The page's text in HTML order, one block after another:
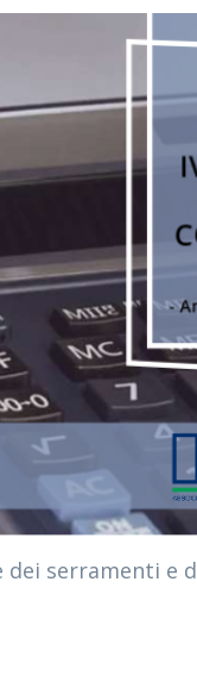
serramenti e